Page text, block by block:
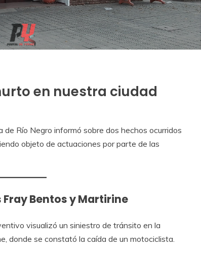
en nuestra ciudad
Río Negro informó sobre dos hechos ocurridos
objeto de actuaciones por parte de las
Bentos y Martirine
visualizó un siniestro de tránsito en la
donde se constató la caída de un motociclista.